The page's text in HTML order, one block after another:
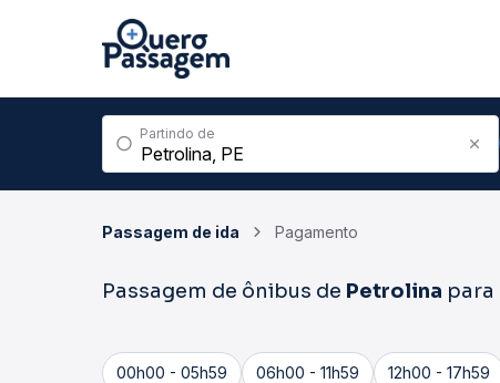
Partindo de
Passagem de ida Pagamento
Passagem de ônibus de Petrolina para
00h00 - 05h59 06h00 - 11h59 12h00 - 17h59